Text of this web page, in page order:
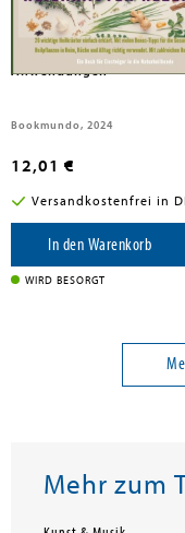
Müller, Betina
Heilpflanzen für Körper
Geist: DIY-Rezepte und
Anwendungen
Bookmundo, 2024
12,01 €
Versandkostenfrei in
In den Warenkorb
WIRD BESORGT
Mehr zum